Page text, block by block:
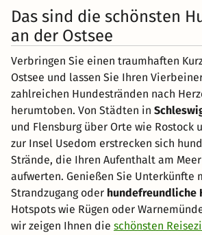
Das sind die schönsten
an der Ostsee
Verbringen Sie einen traumhaften
Ostsee und lassen Sie Ihren
zahlreichen Hundestränden nach
herumtoben. Von Städten in
und Flensburg über Orte wie Rostock
zur Insel Usedom erstrecken sich
Strände, die Ihren Aufenthalt am
aufwerten. Genießen Sie Unterkünfte
Strandzugang oder hundefreundliche
Hotspots wie Rügen oder
wir zeigen Ihnen die schönsten